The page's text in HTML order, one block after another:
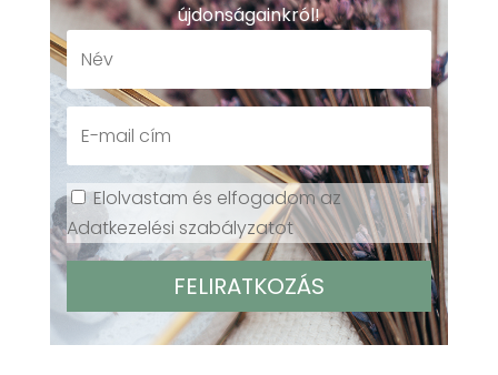
újdonságainkról!
Elolvastam és elfogadom az
Adatkezelési szabályzatot